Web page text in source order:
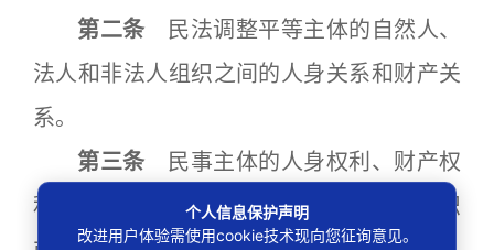
第二条 民法调整平等主体的自然人、
法人和非法人组织之间的人身关系和财产关
系。
第三条 民事主体的人身权利、财产权
利以及其他合法权益受法律保护，任何组织
个人信息保护声明
改进用户体验需使用cookie技术现向您征询意见。